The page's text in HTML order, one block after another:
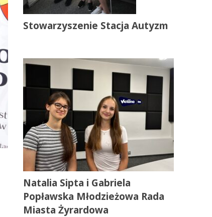
Stowarzyszenie Stacja Autyzm
Natalia Sipta i Gabriela
Popławska Młodzieżowa Rada
Miasta Żyrardowa